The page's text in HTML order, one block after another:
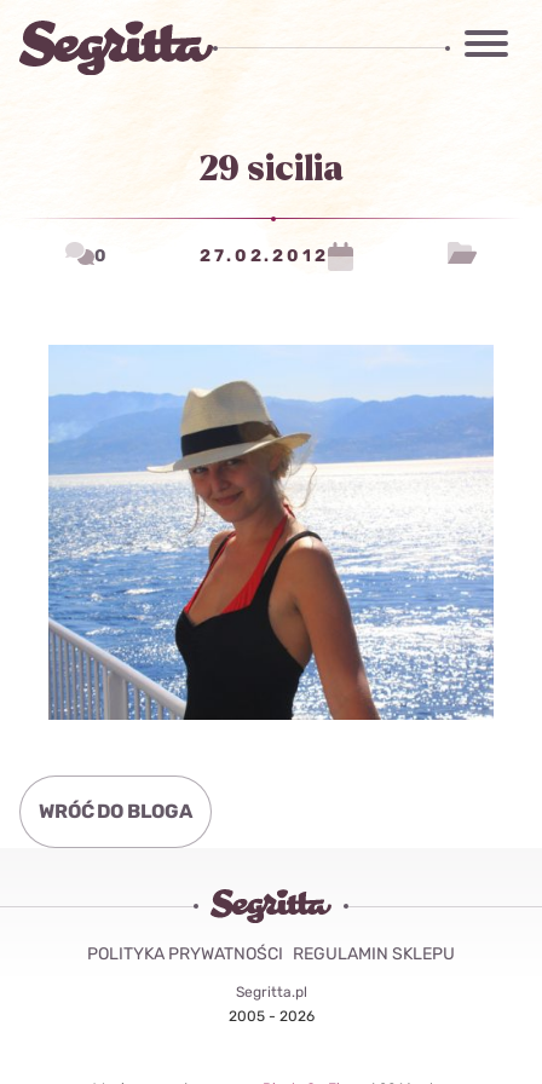
29 sicilia
0 27.02.2012
WRÓĆ DO BLOGA
Segritta.pl
2005 - 2026
POLITYKA PRYWATNOŚCI REGULAMIN SKLEPU